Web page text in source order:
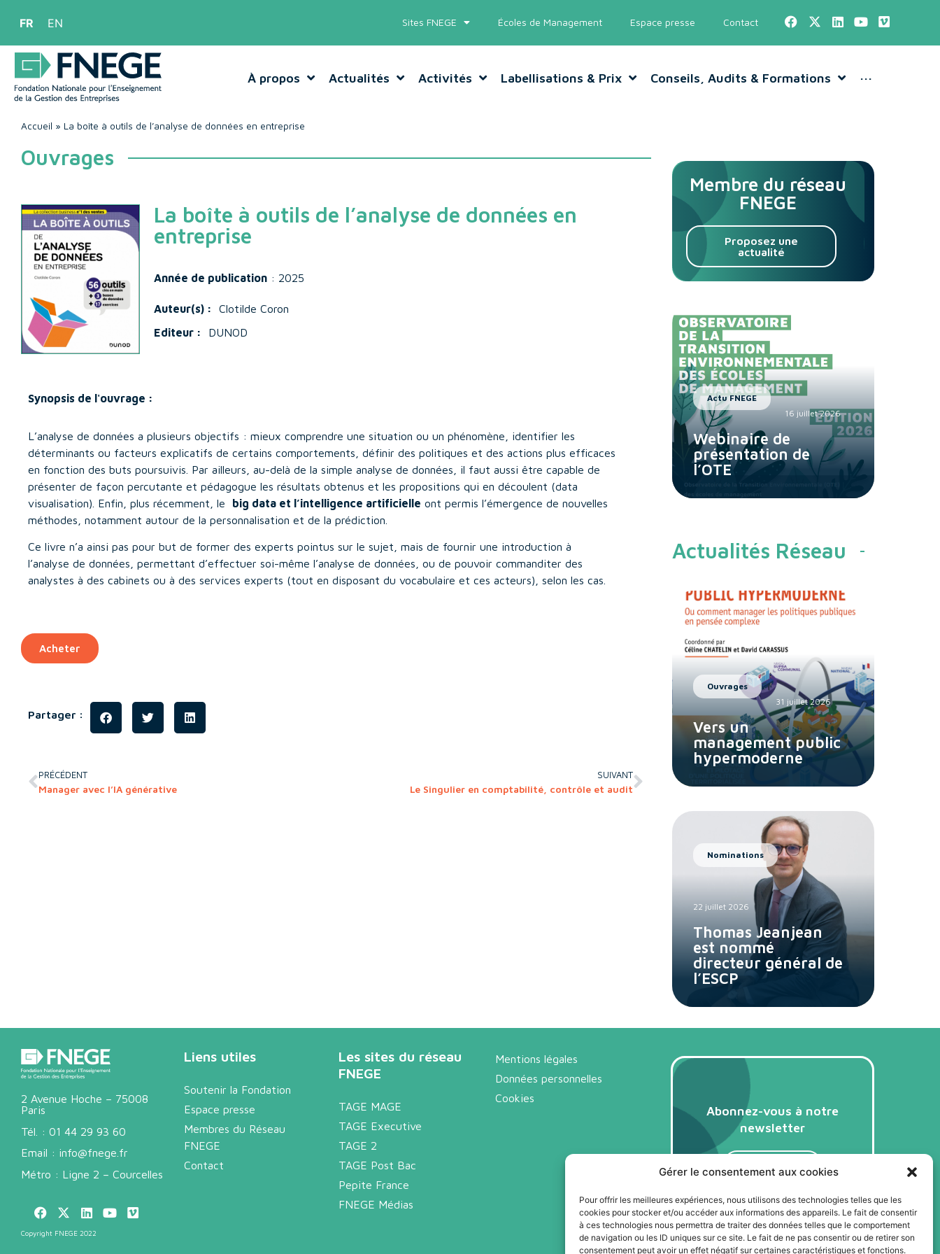
Gérer le consentement aux cookies
Pour offrir les meilleures expériences, nous utilisons des technologies telles que les
cookies pour stocker et/ou accéder aux informations des appareils. Le fait de consentir
à ces technologies nous permettra de traiter des données telles que le comportement
de navigation ou les ID uniques sur ce site. Le fait de ne pas consentir ou de retirer son
consentement peut avoir un effet négatif sur certaines caractéristiques et fonctions.
FR EN Sites FNEGE Écoles de Management Espace presse Contact
À propos Actualités Activités Labellisations & Prix Conseils, Audits & Formations ···
Accueil » La boîte à outils de l’analyse de données en entreprise
Ouvrages
La boîte à outils de l’analyse de données en
entreprise
Année de publication : 2025
Auteur(s) :
Clotilde Coron
Editeur :
DUNOD
Synopsis de l'ouvrage :
L’analyse de données a plusieurs objectifs : mieux comprendre une situation ou un phénomène, identifier les
déterminants ou facteurs explicatifs de certains comportements, définir des politiques et des actions plus efficaces
en fonction des buts poursuivis. Par ailleurs, au-delà de la simple analyse de données, il faut aussi être capable de
présenter de façon percutante et pédagogue les résultats obtenus et les propositions qui en découlent (data
visualisation). Enfin, plus récemment, le big data et l’intelligence artificielle ont permis l’émergence de nouvelles
méthodes, notamment autour de la personnalisation et de la prédiction.
Ce livre n’a ainsi pas pour but de former des experts pointus sur le sujet, mais de fournir une introduction à
l’analyse de données, permettant d’effectuer soi-même l’analyse de données, ou de pouvoir commanditer des
analystes à des cabinets ou à des services experts (tout en disposant du vocabulaire et ces acteurs), selon les cas.
Acheter
Partager :
PRÉCÉDENT
Manager avec l’IA générative
SUIVANT
Le Singulier en comptabilité, contrôle et audit
Membre du réseau
FNEGE
Proposez une
actualité
Actu FNEGE
16 juillet 2026
Webinaire de
présentation de
l’OTE
Actualités Réseau
Ouvrages
31 juillet 2026
Vers un
management public
hypermoderne
Nominations
22 juillet 2026
Thomas Jeanjean
est nommé
directeur général de
l’ESCP
2 Avenue Hoche – 75008
Paris
Tél. : 01 44 29 93 60
Email : info@fnege.fr
Métro : Ligne 2 – Courcelles
Copyright FNEGE 2022
Liens utiles
Soutenir la Fondation
Espace presse
Membres du Réseau
FNEGE
Contact
Les sites du réseau
FNEGE
TAGE MAGE
TAGE Executive
TAGE 2
TAGE Post Bac
Pepite France
FNEGE Médias
Mentions légales
Données personnelles
Cookies
Abonnez-vous à notre
newsletter
Je m'abonne